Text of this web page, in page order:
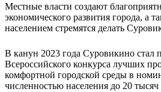
Местные власти создают
экономического развития города, а
населением стремятся делать
В канун 2023 года Суровикино стал
Всероссийского конкурса лучших
комфортной городской среды в
численностью населения до 20